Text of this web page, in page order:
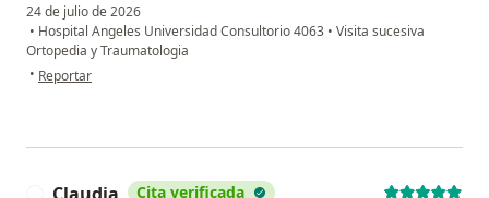
24 de julio de 2026
• Hospital Angeles Universidad Consultorio 4063 • Visita sucesiva
Ortopedia y Traumatologia
• en opinión del usuario Alan lopez
Reportar
Cita verificada